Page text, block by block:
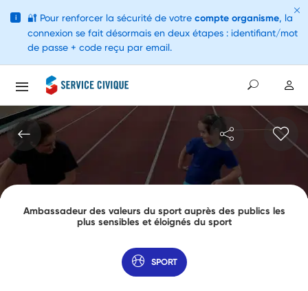
Ambassadeur des valeurs du sport auprès des publics les
plus sensibles et éloignés du sport
SPORT
i 🔐 Pour renforcer la sécurité de votre compte organisme, la
connexion se fait désormais en deux étapes : identifiant/mot
de passe + code reçu par email.